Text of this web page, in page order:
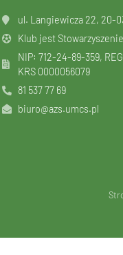
ul. Langiewicza 22, 20-
Klub jest
NIP: 712-24-89-359,
KRS 0000056079
81 537 77 69
biuro@azs.umcs.pl